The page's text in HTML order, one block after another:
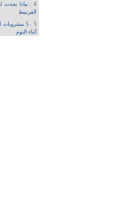
4 .
ماذا يحدث
القرنبيط
5 .
5
أثناء النوم